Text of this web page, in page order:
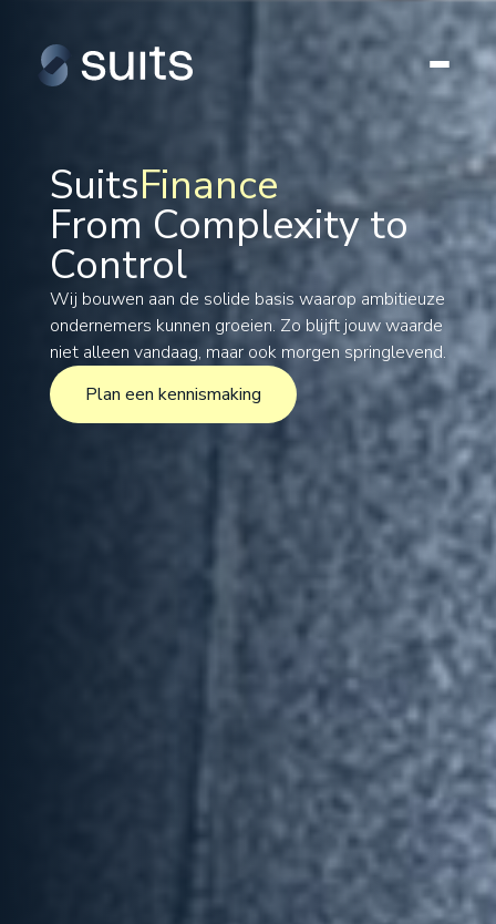
SuitsFinance
Tax
Legal
Formations
International
Projects
From Complexity to
Control
Wij bouwen aan de solide basis waarop ambitieuze
ondernemers kunnen groeien. Zo blijft jouw waarde
niet alleen vandaag, maar ook morgen springlevend.
Plan een kennismaking